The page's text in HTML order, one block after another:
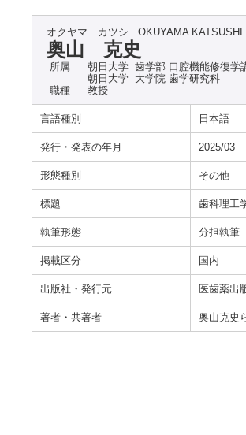
オクヤマ カツシ OKUYAMA KATSUSHI
奥山 克史
所属
朝日大学 歯学部 口腔機能修復学
朝日大学 大学院 歯学研究科
職種
教授
言語種別 日本語
発行・発表の年月 2025/03
形態種別 その他
標題 歯科理工
執筆形態 分担執筆
掲載区分 国内
出版社・発行元 医歯薬出
著者・共著者 奥山克史